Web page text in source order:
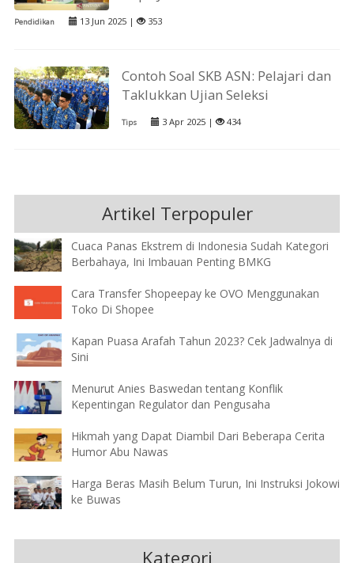
Pendidikan 13 Jun 2025 | 353
Contoh Soal SKB ASN: Pelajari dan
Taklukkan Ujian Seleksi
Tips 3 Apr 2025 | 434
Artikel Terpopuler
Cuaca Panas Ekstrem di Indonesia Sudah Kategori
Berbahaya, Ini Imbauan Penting BMKG
Cara Transfer Shopeepay ke OVO Menggunakan
Toko Di Shopee
Kapan Puasa Arafah Tahun 2023? Cek Jadwalnya di
Sini
Menurut Anies Baswedan tentang Konflik
Kepentingan Regulator dan Pengusaha
Hikmah yang Dapat Diambil Dari Beberapa Cerita
Humor Abu Nawas
Harga Beras Masih Belum Turun, Ini Instruksi Jokowi
ke Buwas
Kategori